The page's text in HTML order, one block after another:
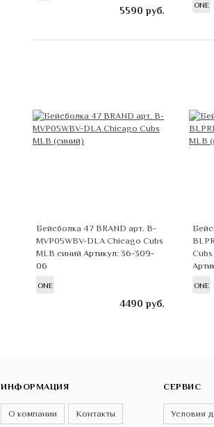
5590 руб. ONE
Бейсболка 47 BRAND арт. B-
MVP05WBV-DLA Chicago Cubs
MLB синий Артикул: 36-309-
06
ONE
4490 руб.
ONE
ИНФОРМАЦИЯ
О компании Контакты
СЕРВИС
Условия